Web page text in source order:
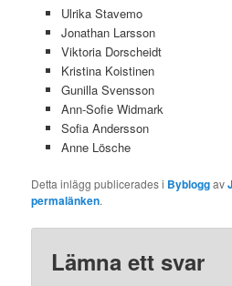
Ulrika Stavemo
Jonathan Larsson
Viktoria Dorscheidt
Kristina Koistinen
Gunilla Svensson
Ann-Sofie Widmark
Sofia Andersson
Anne Lösche
Detta inlägg publicerades i Bybloggav
permalänken.
Lämna ett svar